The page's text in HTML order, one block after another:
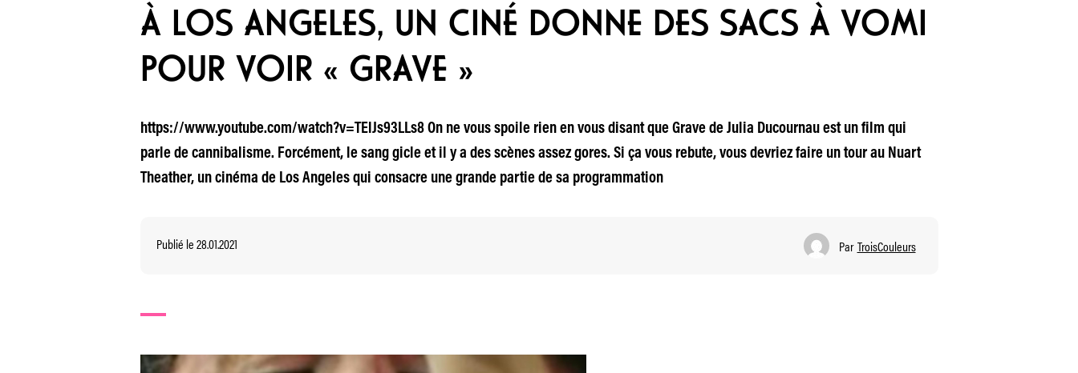
À LOS ANGELES, UN CINÉ DONNE DES SACS À VOMI
POUR VOIR « GRAVE »
https://www.youtube.com/watch?v=TElJs93LLs8 On ne vous spoile rien en vous disant que Grave de Julia Ducournau est un film qui
parle de cannibalisme. Forcément, le sang gicle et il y a des scènes assez gores. Si ça vous rebute, vous devriez faire un tour au Nuart
Theather, un cinéma de Los Angeles qui consacre une grande partie de sa programmation
Publié le 28.01.2021 Par TroisCouleurs